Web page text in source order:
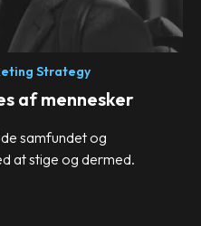
Strategy
af mennesker
samfundet og
at stige og dermed.